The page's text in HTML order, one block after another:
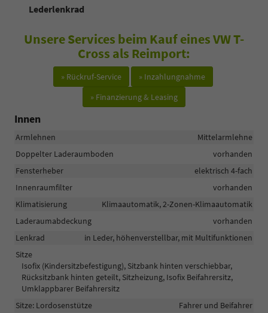
Lederlenkrad
Unsere Services beim Kauf eines VW T-
Cross als Reimport:
» Rückruf-Service
» Inzahlungnahme
» Finanzierung & Leasing
Innen
Armlehnen
Mittelarmlehne
Doppelter Laderaumboden
vorhanden
Fensterheber
elektrisch 4-fach
Innenraumfilter
vorhanden
Klimatisierung
Klimaautomatik, 2-Zonen-Klimaautomatik
Laderaumabdeckung
vorhanden
Lenkrad
in Leder, höhenverstellbar, mit Multifunktionen
Sitze
Isofix (Kindersitzbefestigung), Sitzbank hinten verschiebbar,
Rücksitzbank hinten geteilt, Sitzheizung, Isofix Beifahrersitz,
Umklappbarer Beifahrersitz
Sitze: Lordosenstütze
Fahrer und Beifahrer